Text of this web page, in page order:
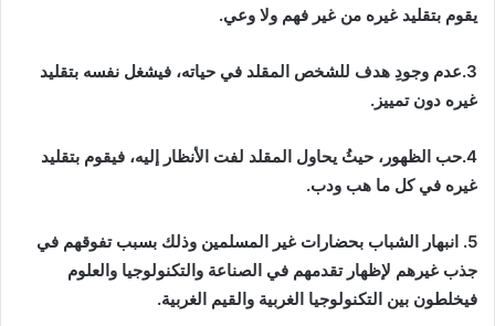
يقوم بتقليد غيره من غير فهم ولا وعي.
3.عدم وجودِ هدف للشخص المقلد في حياته، فيشغل نفسه بتقليد
غيره دون تمييز.
4.حب الظهور، حيثُ يحاول المقلد لفت الأنظار إليه، فيقوم بتقليد
غيره في كل ما هب ودب.
5. انبهار الشباب بحضارات غير المسلمين وذلك بسبب تفوقهم في
جذب غيرهم لإظهار تقدمهم في الصناعة والتكنولوجيا والعلوم
فيخلطون بين التكنولوجيا الغربية والقيم الغربية.